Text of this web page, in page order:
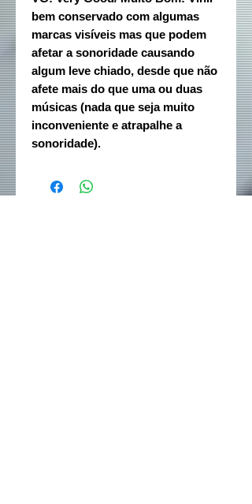
bem conservado com algumas
marcas visíveis mas que podem
afetar a sonoridade causando
algum leve chiado, desde que não
afete mais do que uma ou duas
músicas (nada que seja muito
inconveniente e atrapalhe a
sonoridade).